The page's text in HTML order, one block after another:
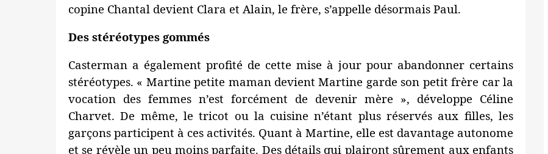
copine Chantal devient Clara et Alain, le frère, s’appelle désormais Paul.
Des stéréotypes gommés
Casterman a également profité de cette mise à jour pour abandonner certains
stéréotypes. « Martine petite maman devient Martine garde son petit frère car la
vocation des femmes n’est forcément de devenir mère », développe Céline
Charvet. De même, le tricot ou la cuisine n’étant plus réservés aux filles, les
garçons participent à ces activités. Quant à Martine, elle est davantage autonome
et se révèle un peu moins parfaite. Des détails qui plairont sûrement aux enfants